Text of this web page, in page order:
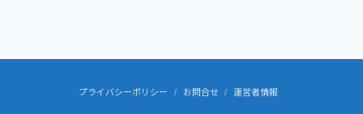
プライバシーポリシー お問合せ 運営者情報